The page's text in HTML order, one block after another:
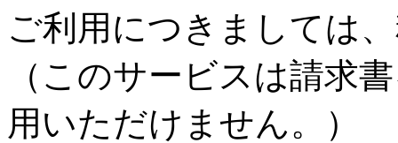
ご利用につきましては
（このサービスは請求
用いただけません。）